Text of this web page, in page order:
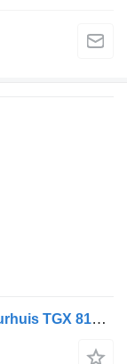
Crémaillère de direction MAN Occ Stuurhuis TGX 81462006416 pour camion